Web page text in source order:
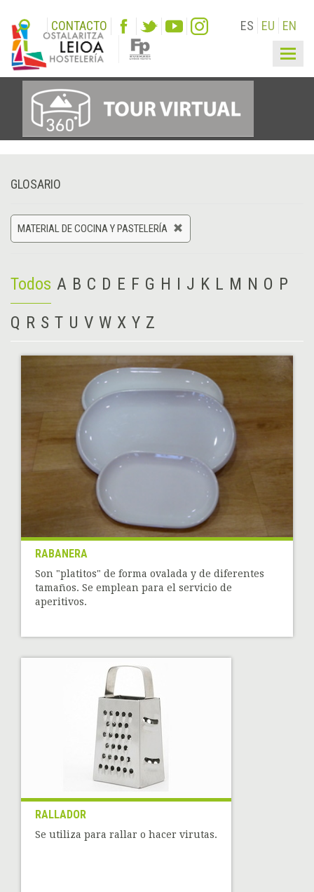
CONTACTO ES EU EN
GLOSARIO
MATERIAL DE COCINA Y PASTELERÍA
Todos A B C D E F G H I J K L M N O P
Q R S T U V W X Y Z
RABANERA
Son "platitos" de forma ovalada y de diferentes
tamaños. Se emplean para el servicio de
aperitivos.
RALLADOR
Se utiliza para rallar o hacer virutas.